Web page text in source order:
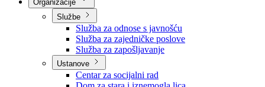
Nadležnosti
Sjednice Vlade
Službe
Služba za odnose s javnošću
Služba za zajedničke poslove
Služba za zapošljavanje